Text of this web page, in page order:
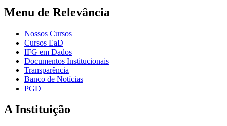
Menu de Relevância
Nossos Cursos
Cursos EaD
IFG em Dados
Documentos Institucionais
Transparência
Banco de Notícias
PGD
A Instituição